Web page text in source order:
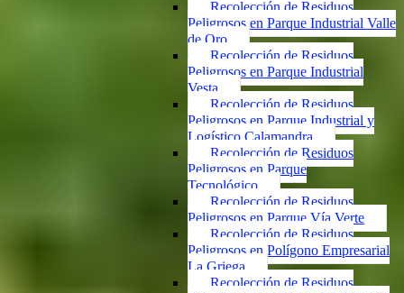
Recolección de Residuos
Peligrosos en Parque Industrial Valle
de Oro
Recolección de Residuos
Peligrosos en Parque Industrial
Vesta
Recolección de Residuos
Peligrosos en Parque Industrial y
Logístico Calamandra
Recolección de Residuos
Peligrosos en Parque
Tecnológico
Recolección de Residuos
Peligrosos en Parque Vía Verte
Recolección de Residuos
Peligrosos en Polígono Empresarial
La Griega
Recolección de Residuos